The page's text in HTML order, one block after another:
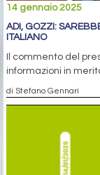
14 gennaio 2025
ADI, GOZZI:
ITALIANO
Il commento del
informazioni in
di Stefano Gennari